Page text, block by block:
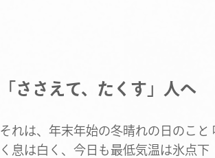
「ささえて、たくす」人へ
それは、年末年始の冬晴れの日のこと
く息は白く、今日も最低気温は氷点下